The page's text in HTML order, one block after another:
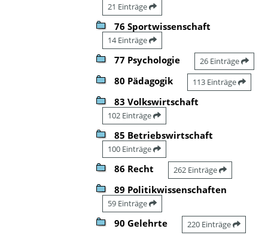
21 Einträge
76 Sportwissenschaft
14 Einträge
77 Psychologie 26 Einträge
80 Pädagogik 113 Einträge
83 Volkswirtschaft
102 Einträge
85 Betriebswirtschaft
100 Einträge
86 Recht 262 Einträge
89 Politikwissenschaften
59 Einträge
90 Gelehrte 220 Einträge